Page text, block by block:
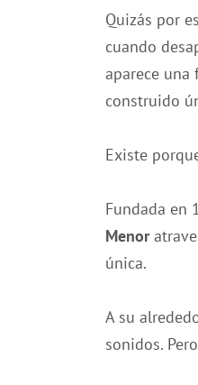
Quizás por
cuando
aparece
construido
Existe
Fundada en
Menor
única.
A su
sonidos.